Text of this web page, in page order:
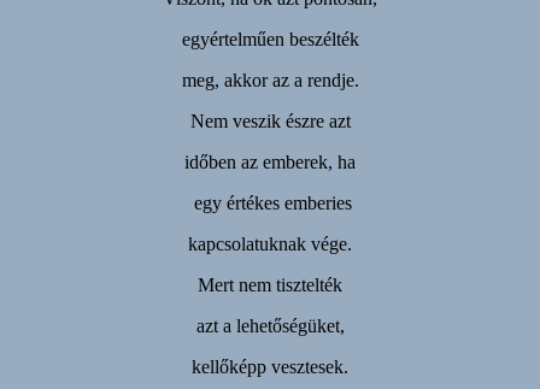
egyértelműen beszélték
meg, akkor az a rendje.
Nem veszik észre azt
időben az emberek, ha
egy értékes emberies
kapcsolatuknak vége.
Mert nem tisztelték
azt a lehetőségüket,
kellőképp vesztesek.